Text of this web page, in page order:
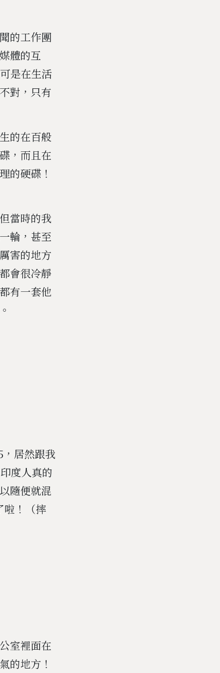
的工作團
體的互
是在生活
對，只有
的在百般
，而且在
的硬碟！
當時的我
輪，甚至
害的地方
會很冷靜
有一套他
居然跟我
度人真的
隨便就混
啦！（摔
室裡面在
的地方！